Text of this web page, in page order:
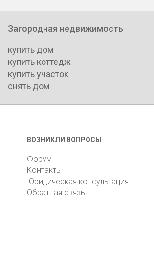
Загородная недвижимость
купить дом
купить коттедж
купить участок
снять дом
ВОЗНИКЛИ ВОПРОСЫ
Форум
Контакты
Юридическая консультация
Обратная связь